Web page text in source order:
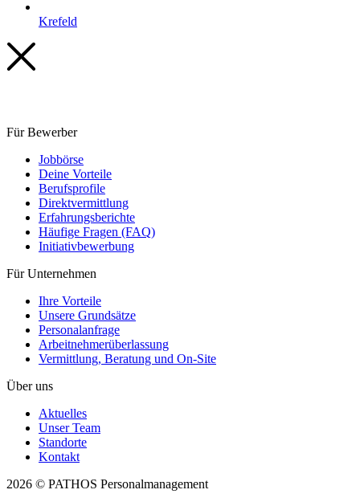
Krefeld
Für Bewerber
Jobbörse
Deine Vorteile
Berufsprofile
Direktvermittlung
Erfahrungsberichte
Häufige Fragen (FAQ)
Initiativ­bewerbung
Für Unternehmen
Ihre Vorteile
Unsere Grundsätze
Personal­anfrage
Arbeitnehmer­überlassung
Vermittlung, Beratung und On-Site
Über uns
Aktuelles
Unser Team
Standorte
Kontakt
2026 © PATHOS Personalmanagement